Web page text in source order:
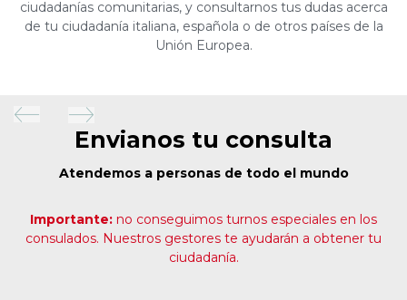
comenzaremos a analizar tu caso. Uno de nuestros
asesores revisará lo enviado y te contactará a la mayor
brevedad posible para asesorarte.
Envianos tu consulta
Atendemos a personas de todo el mundo
Importante: no conseguimos turnos especiales en los
consulados. Nuestros gestores te ayudarán a obtener tu
ciudadanía.